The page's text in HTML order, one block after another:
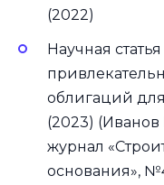
(2022)
Научная
облигаций
(2023) (Иванов
журнал
основания»,